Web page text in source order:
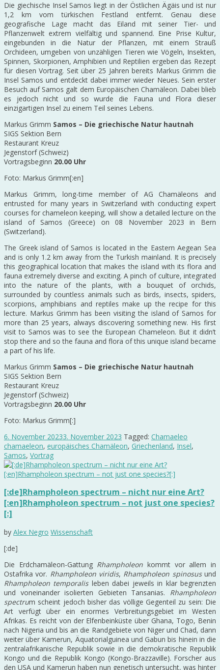
Die giechische Insel Samos liegt in der Östlichen Ägäis und ist nur
1,2 km vom türkischen Festland entfernt. Genau diese
geografische Lage macht das Eiland mit seiner Tier- und
Pflanzenwelt extrem vielfältig und spannend. Eine Prise Kultur,
eingebunden in die Natur der Pflanzen, mit einem Strauß
Orchideen, umgeben von unzähligen Tieren wie Vögeln, Insekten,
Spinnen, Skorpionen, Amphibien und Reptilien ergeben das Rezept
für diesen Vortrag. Seit über 25 Jahren bereits Markus Grimm die
Insel Samos und entdeckt dabei immer wieder Neues. Sein erster
Besuch auf Samos galt dem Europäischen Chamäleon. Dabei blieb
es jedoch nicht und so wurde die Fauna und Flora dieser
einzigartigen Insel zu einem Teil seines Lebens.
Markus Grimm Samos – Die griechische Natur hautnah
SIGS Sektion Bern
Restaurant Kreuz
Jegenstorf (Schweiz)
Vortragsbeginn 20.00 Uhr
Foto: Markus Grimm[:en]
Markus Grimm, long-time member of AG Chamäleons and
entrusted for many years in Switzerland with conducting expert
courses for chameleon keeping, will show a detailed lecture on the
island of Samos (Greece) on 08 November 2023 in Bern
(Switzerland).
The Greek island of Samos is located in the Eastern Aegean Sea
and is only 1.2 km away from the Turkish mainland. It is precisely
this geographical location that makes the island with its flora and
fauna extremely diverse and exciting. A pinch of culture, integrated
into the nature of the plants, with a bouquet of orchids,
surrounded by countless animals such as birds, insects, spiders,
scorpions, amphibians and reptiles make up the recipe for this
lecture. Markus Grimm has been visiting the island of Samos for
more than 25 years, always discovering something new. His first
visit to Samos was to see the European Chameleon. But it didn’t
stop there and so the fauna and flora of this unique island became
a part of his life.
Markus Grimm Samos – Die griechische Natur hautnah
SIGS Sektion Bern
Restaurant Kreuz
Jegenstorf (Schweiz)
Vortragsbeginn 20.00 Uhr
Foto: Markus Grimm[:]
6. November 20233. November 2023 Tagged: Chamaeleo
chamaeleon, europäisches Chamäleon, Griechenland, Insel,
Samos, Vortrag
[:de]Rhampholeon spectrum – nicht nur eine Art?
[:en]Rhampholeon spectrum – not just one species?
[:]
by Alex Negro Wissenschaft
[:de]
Die Erdchamäleon-Gattung Rhampholeon kommt vor allem in
Ostafrika vor. Rhampholeon viridis, Rhampholeon spinosusund
Rhampholeon temporalisleben dabei jeweils in klar begrenzten
und voneinander isolierten Gebieten Tansanias. Rhampholeon
spectrum scheint jedoch bisher das völlige Gegenteil zu sein: Die
Art verfügt über ein enormes Verbreitungsgebiet im Westen
Afrikas. Es reicht von der Elfenbeinküste über Ghana, Togo, Benin
nach Nigeria und bis an die Randgebiete von Niger und Chad, dann
weiter über Kamerun, Äquatorialguinea und Gabun bis hinein in die
zentralafrikanische Republik sowie in die demokratische Republik
Kongo und die Republik Kongo (Kongo-Brazzaville). Forscher aus
den USA und Kamerun haben nun genetisch untersucht, was hinter